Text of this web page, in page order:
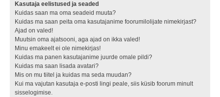
Kasutaja eelistused ja seaded
Kuidas saan ma oma seadeid muuta?
Kuidas ma saan peita oma kasutajanime foorumilolijate nimekirjast?
Ajad on valed!
Muutsin oma ajatsooni, aga ajad on ikka valed!
Minu emakeelt ei ole nimekirjas!
Kuidas ma panen kasutajanime juurde omale pildi?
Kuidas ma saan lisada avatari?
Mis on mu tiitel ja kuidas ma seda muudan?
Kui ma vajutan kasutaja e-posti lingi peale, siis küsib foorum minult
sisselogimise.